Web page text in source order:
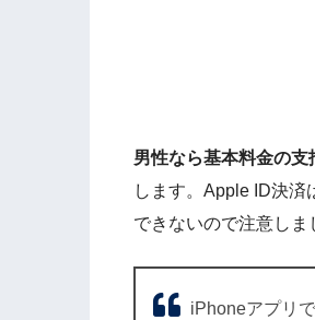
男性なら基本料金の
します。Apple ID決
できないので注意しま
iPhoneアプリ